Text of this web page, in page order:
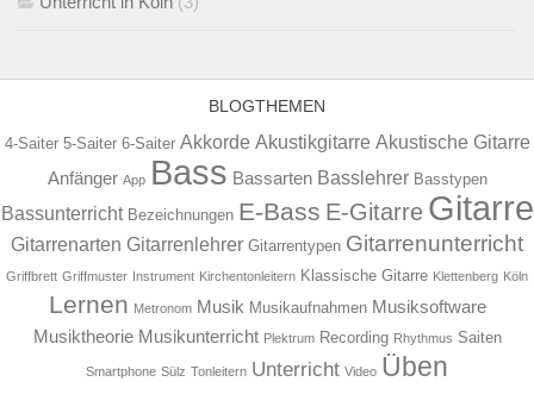
BLOGTHEMEN
4-Saiter 5-Saiter 6-Saiter Akkorde Akustikgitarre Akustische Gitarre
Anfänger App Bass Bassarten Basslehrer Basstypen
Bassunterricht Bezeichnungen E-Bass E-Gitarre Gitarre
Gitarrenarten Gitarrenlehrer Gitarrentypen Gitarrenunterricht
Griffbrett Griffmuster Instrument Kirchentonleitern Klassische Gitarre Klettenberg Köln
Lernen Metronom Musik Musikaufnahmen Musiksoftware
Musiktheorie Musikunterricht Plektrum Recording Rhythmus Saiten
Smartphone Sülz Tonleitern Unterricht Video Üben